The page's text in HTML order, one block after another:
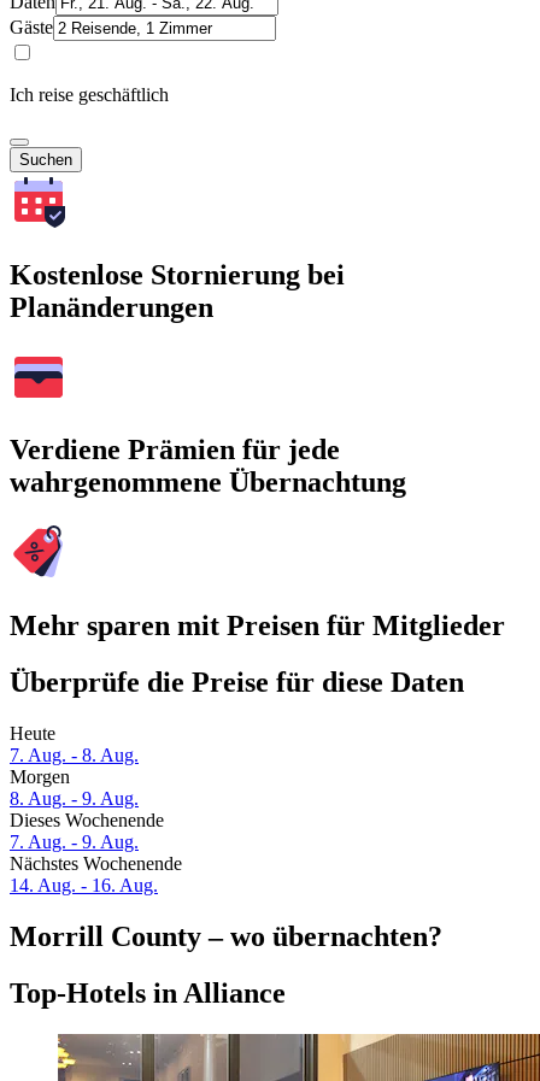
Gäste
Ich reise geschäftlich
Suchen
Kostenlose Stornierung bei
Planänderungen
Verdiene Prämien für jede
wahrgenommene Übernachtung
Mehr sparen mit Preisen für Mitglieder
Überprüfe die Preise für diese Daten
Heute
7. Aug. - 8. Aug.
Morgen
8. Aug. - 9. Aug.
Dieses Wochenende
7. Aug. - 9. Aug.
Nächstes Wochenende
14. Aug. - 16. Aug.
Morrill County – wo übernachten?
Top-Hotels in Alliance